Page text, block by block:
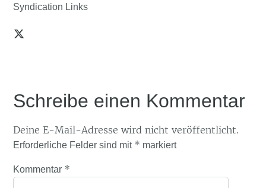
Syndication Links
Schreibe einen Kommentar
Deine E-Mail-Adresse wird nicht veröffentlicht.
Erforderliche Felder sind mit * markiert
Kommentar *